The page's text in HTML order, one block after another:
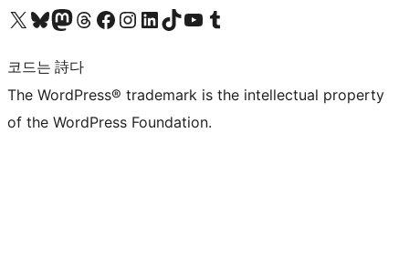
X(이전 트위터) 계정 방문하기블루스카이 계정 방문하기마스토돈 계정 방문하기스레드 계정 방문하기 페이스북 페이지 방문하기인스타그램 계정 방문하기 LinkedIn 계정 방문하기틱톡 계정 방문하기유튜브 채널 방문하기 텀블러 계정 방문하기
코드는 詩다
The WordPress® trademark is the intellectual property
of the WordPress Foundation.